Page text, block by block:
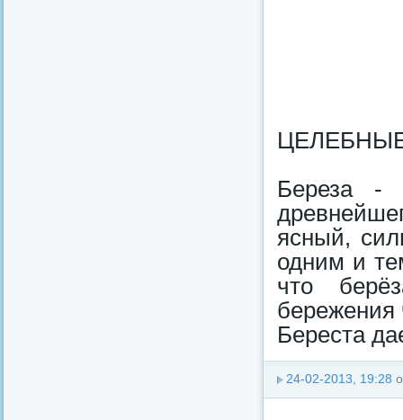
Береза -
ясный,
одним и
что
бережения
Береста
24-02-2013, 19:28